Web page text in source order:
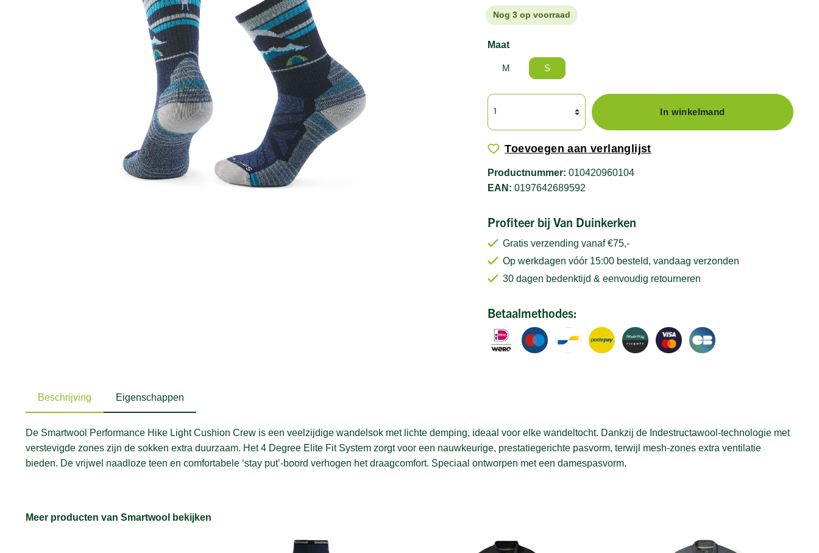
Nog 3 op voorraad
Maat
M S
In winkelmand
Toevoegen aan verlanglijst
Productnummer:010420960104
EAN:0197642689592
Profiteer bij Van Duinkerken
Gratis verzending vanaf €75,-
Op werkdagen vóór 15:00 besteld, vandaag verzonden
30 dagen bedenktijd & eenvoudig retourneren
Betaalmethodes:
Beschrijving Eigenschappen
De Smartwool Performance Hike Light Cushion Crew is een veelzijdige wandelsok met lichte demping, ideaal voor elke wandeltocht. Dankzij de Indestructawool-technologie met
verstevigde zones zijn de sokken extra duurzaam. Het 4 Degree Elite Fit System zorgt voor een nauwkeurige, prestatiegerichte pasvorm, terwijl mesh-zones extra ventilatie
bieden. De vrijwel naadloze teen en comfortabele ‘stay put’-boord verhogen het draagcomfort. Speciaal ontworpen met een damespasvorm.
Meer producten van Smartwool bekijken